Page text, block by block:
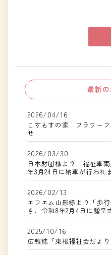
最新
2026/04/16
こすもすの家 フラワーフ
せ
2026/03/30
日本財団様より「福祉車
年3月24日に納車が行われ
2026/02/13
エフエム山形様より「歩
き、令和8年2月4日に贈呈
2025/10/16
広報誌「東根福祉会だよ